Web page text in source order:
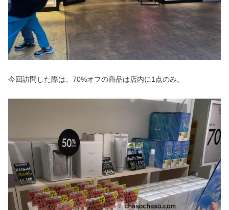
今回訪問した際は、70%オフの商品は店内に1点のみ。